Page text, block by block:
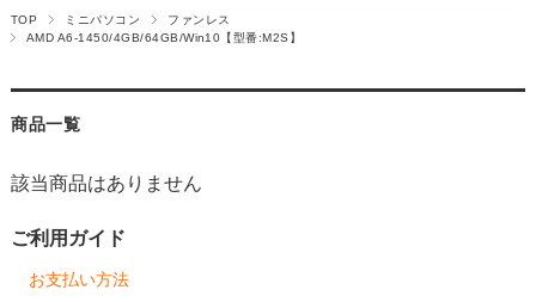
TOP ミニパソコン
ファンレス
AMD A6-1450/4GB/64GB/Win10【型番:M2S】
商品一覧
該当商品はありません
ご利用ガイド
お支払い方法